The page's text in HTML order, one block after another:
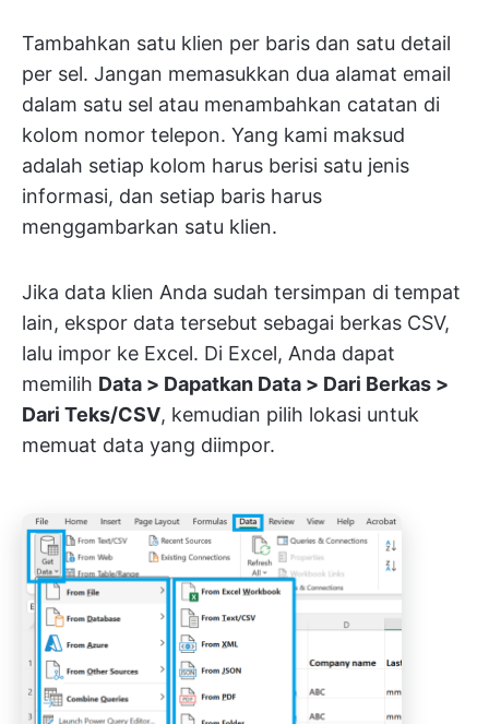
Tambahkan satu klien per baris dan satu detail
per sel. Jangan memasukkan dua alamat email
dalam satu sel atau menambahkan catatan di
kolom nomor telepon. Yang kami maksud
adalah setiap kolom harus berisi satu jenis
informasi, dan setiap baris harus
menggambarkan satu klien.
Jika data klien Anda sudah tersimpan di tempat
lain, ekspor data tersebut sebagai berkas CSV,
lalu impor ke Excel. Di Excel, Anda dapat
memilih Data > Dapatkan Data > Dari Berkas >
Dari Teks/CSV, kemudian pilih lokasi untuk
memuat data yang diimpor.